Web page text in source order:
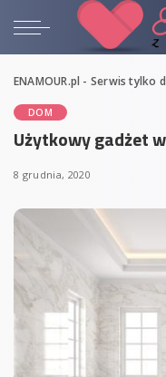
ENAMOUR.pl - Serwis tylko
DOM
Użytkowy gadżet
8 grudnia, 2020